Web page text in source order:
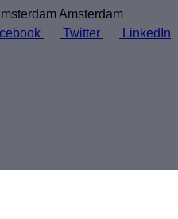
Amsterdam
Twitter LinkedIn